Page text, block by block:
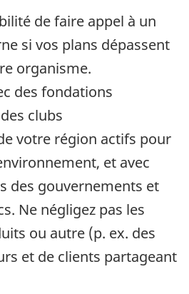
de faire appel à un
si vos plans dépassent
organisme.
des fondations
clubs
votre région actifs pour
et avec
des gouvernements et
Ne négligez pas les
ou autre (p. ex. des
et de clients partageant